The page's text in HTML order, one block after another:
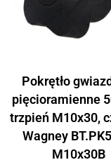
Pokrętło
pięcioramienne
trzpień M10x30,
Wagney
M10x30B